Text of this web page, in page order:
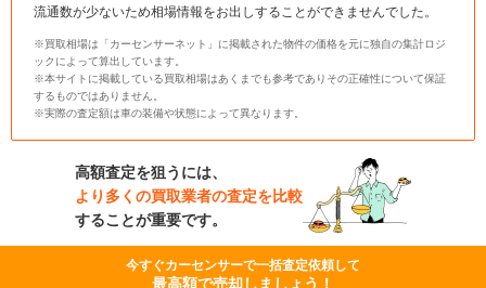
流通数が少ないため相場情報をお出しすることができませんでした。
※買取相場は「カーセンサーネット」に掲載された物件の価格を元に独自の集計ロジ
ックによって算出しています。
※本サイトに掲載している買取相場はあくまでも参考でありその正確性について保証
するものではありません。
※実際の査定額は車の装備や状態によって異なります。
高額査定を狙うには、
より多くの買取業者の査定を比較
することが重要です。
今すぐカーセンサーで一括査定依頼して
最高額で売却しましょう！